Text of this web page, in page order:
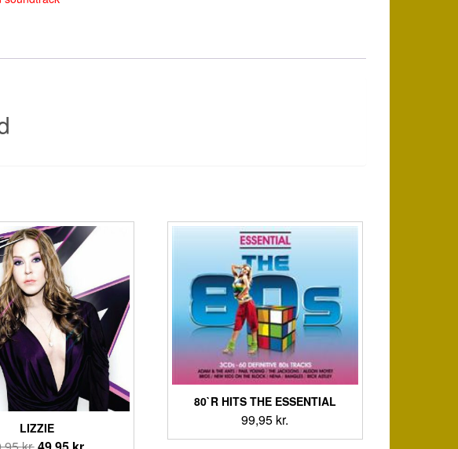
LIZZIE
80`R HITS THE ESSENTIAL
99,95 kr.